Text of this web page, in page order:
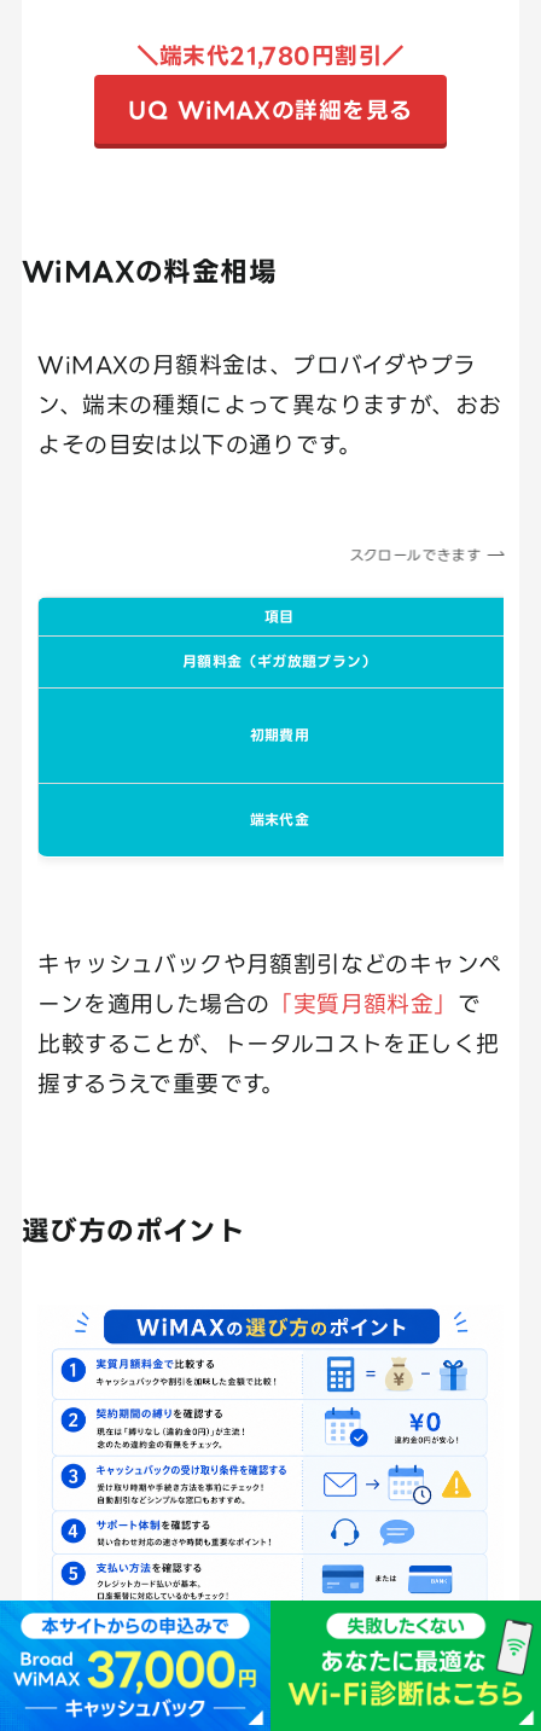
＼端末代21,780円割引／
UQ WiMAXの詳細を見る
WiMAXの料金相場
WiMAXの月額料金は、プロバイダやプラ
ン、端末の種類によって異なりますが、おお
よその目安は以下の通りです。
スクロールできます
項目
月額料金（ギガ放題プラン）
初期費用
端末代金
キャッシュバックや月額割引などのキャンペ
ーンを適用した場合の 「実質月額料金」 で
比較することが、トータルコストを正しく把
握するうえで重要です。
選び方のポイント
実質月額料金で比較する